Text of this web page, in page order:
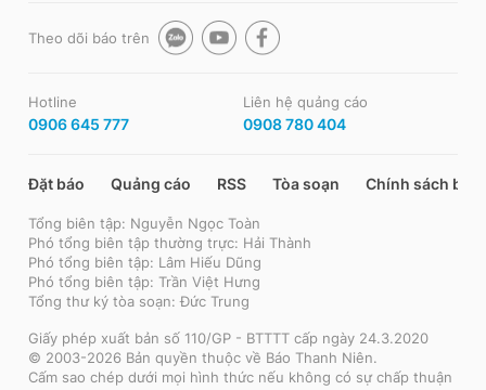
Theo dõi báo trên
Hotline
0906 645 777
Liên hệ quảng cáo
0908 780 404
Đặt báo Quảng cáo RSS Tòa soạn Chính sách bảo
Tổng biên tập: Nguyễn Ngọc Toàn
Phó tổng biên tập thường trực: Hải Thành
Phó tổng biên tập: Lâm Hiếu Dũng
Phó tổng biên tập: Trần Việt Hưng
Tổng thư ký tòa soạn: Đức Trung
Giấy phép xuất bản số 110/GP - BTTTT cấp ngày 24.3.2020
© 2003-2026 Bản quyền thuộc về Báo Thanh Niên.
Cấm sao chép dưới mọi hình thức nếu không có sự chấp thuận